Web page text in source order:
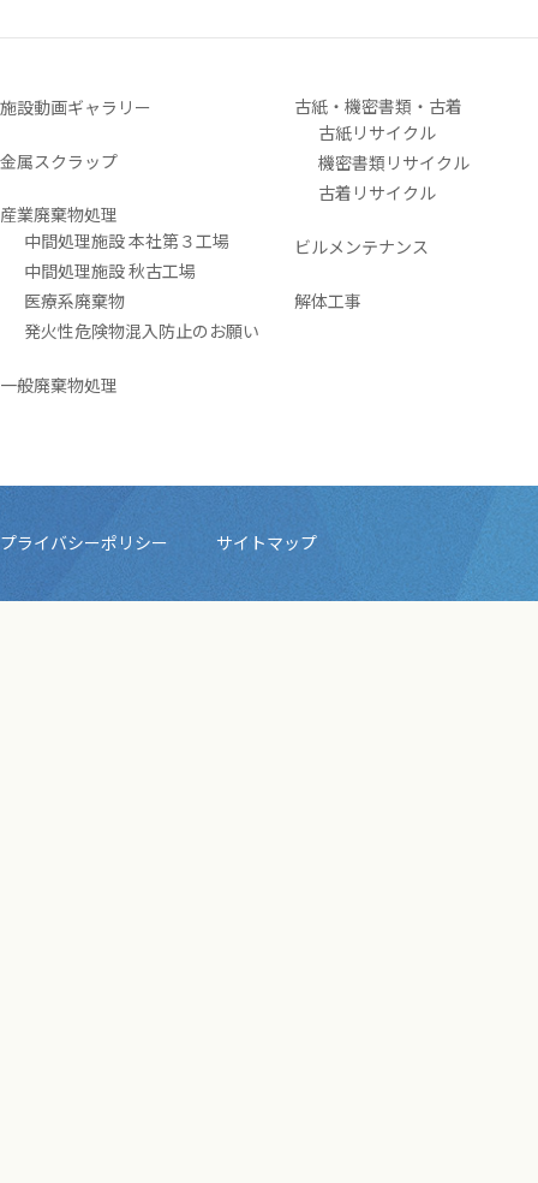
施設動画ギャラリー
金属スクラップ
産業廃棄物処理
中間処理施設 本社第３工場
中間処理施設 秋古工場
医療系廃棄物
発火性危険物混入防止のお願い
一般廃棄物処理
古紙・機密書類・古着
古紙リサイクル
機密書類リサイクル
古着リサイクル
ビルメンテナンス
解体工事
プライバシーポリシー サイトマップ